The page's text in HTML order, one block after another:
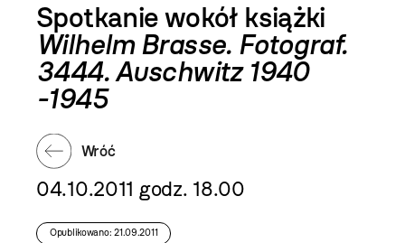
Spotkanie wokół książki
Wilhelm Brasse. Fotograf.
3444. Auschwitz 1940
-1945
Wróć
04.10.2011 godz. 18.00
Opublikowano: 21.09.2011